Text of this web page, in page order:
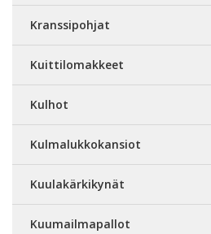
Kranssipohjat
Kuittilomakkeet
Kulhot
Kulmalukkokansiot
Kuulakärkikynät
Kuumailmapallot